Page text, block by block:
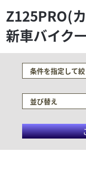
Z125PRO(
新車バイク
条件を指定して
並び替え